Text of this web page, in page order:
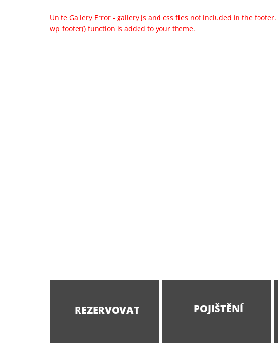
Unite Gallery Error - gallery js and css files not included in the footer.
wp_footer() function is added to your theme.
REZERVOVAT POJIŠTĚNÍ